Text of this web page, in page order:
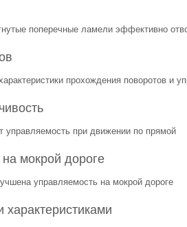
поперечные ламели эффективно
прохождения поворотов и
при движении по прямой
мокрой дороге
управляемость на мокрой дороге